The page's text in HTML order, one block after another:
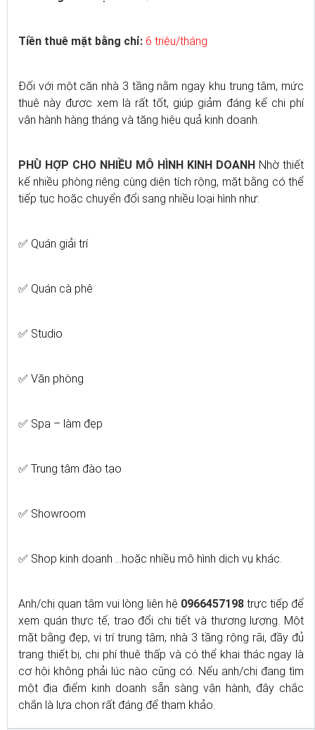
Tiền thuê mặt bằng chỉ: 6 triệu/tháng
Đối với một căn nhà 3 tầng nằm ngay khu trung tâm, mức
thuê này được xem là rất tốt, giúp giảm đáng kể chi phí
vận hành hàng tháng và tăng hiệu quả kinh doanh.
PHÙ HỢP CHO NHIỀU MÔ HÌNH KINH DOANH Nhờ thiết
kế nhiều phòng riêng cùng diện tích rộng, mặt bằng có thể
tiếp tục hoặc chuyển đổi sang nhiều loại hình như:
✅ Quán giải trí
✅ Quán cà phê
✅ Studio
✅ Văn phòng
✅ Spa – làm đẹp
✅ Trung tâm đào tạo
✅ Showroom
✅ Shop kinh doanh …hoặc nhiều mô hình dịch vụ khác.
Anh/chị quan tâm vui lòng liên hệ 0966457198trực tiếp để
xem quán thực tế, trao đổi chi tiết và thương lượng. Một
mặt bằng đẹp, vị trí trung tâm, nhà 3 tầng rộng rãi, đầy đủ
trang thiết bị, chi phí thuê thấp và có thể khai thác ngay là
cơ hội không phải lúc nào cũng có. Nếu anh/chị đang tìm
một địa điểm kinh doanh sẵn sàng vận hành, đây chắc
chắn là lựa chọn rất đáng để tham khảo.